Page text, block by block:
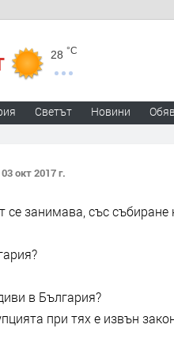
28 °C
Светът Новини
окт 2017 г.
се занимава, със
в България?
при тях е извън